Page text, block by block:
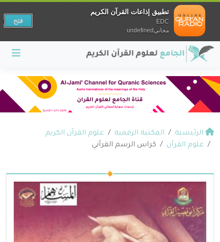
الرئيسية المكتبة الرقمية
علوم القرآن الكريم
علوم القرآن
كراس الرسم القرآني
تطبيق إذاعات القرآن الكريم
EDC
مجانيundefined
فتح